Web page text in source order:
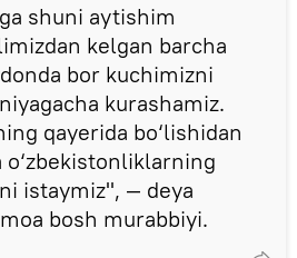
shuni aytishim
kelgan barcha
bor kuchimizni
kurashamiz.
qayerida bo‘lishidan
o‘zbekistonliklarning
istaymiz", — deya
bosh murabbiyi.